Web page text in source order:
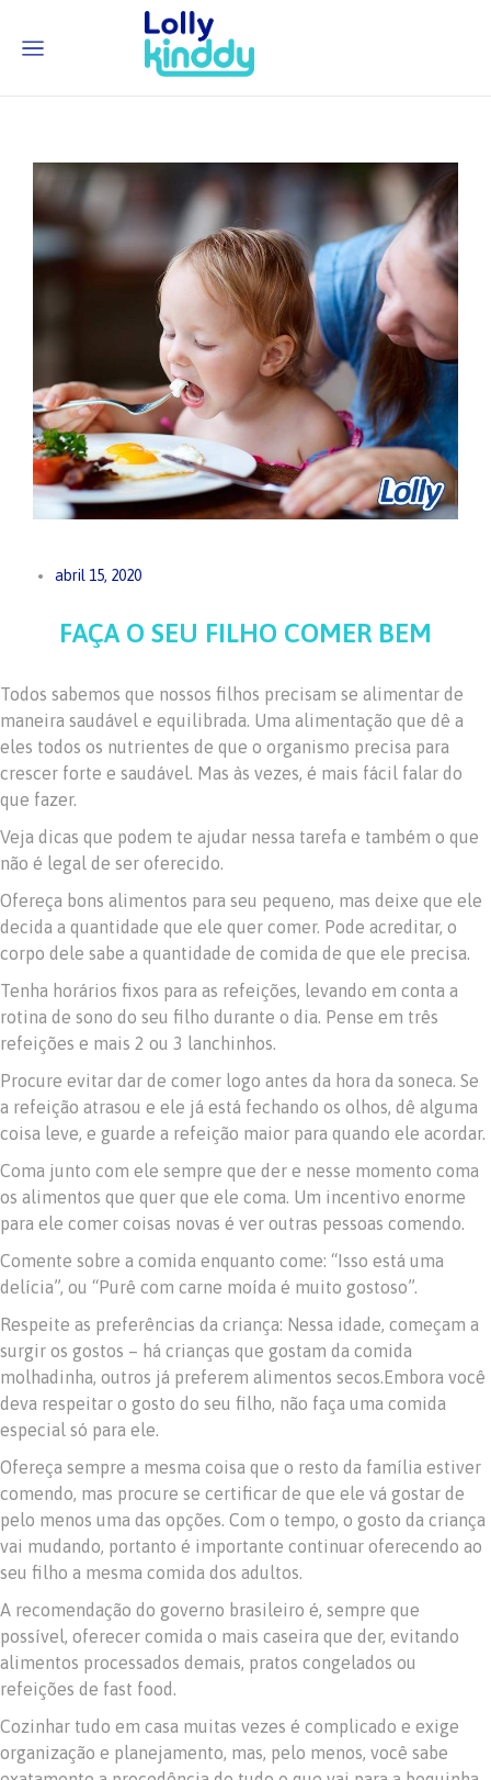
abril 15, 2020
FAÇA O SEU FILHO COMER BEM
Todos sabemos que nossos filhos precisam se alimentar de
maneira saudável e equilibrada. Uma alimentação que dê a
eles todos os nutrientes de que o organismo precisa para
crescer forte e saudável. Mas às vezes, é mais fácil falar do
que fazer.
Veja dicas que podem te ajudar nessa tarefa e também o que
não é legal de ser oferecido.
Ofereça bons alimentos para seu pequeno, mas deixe que ele
decida a quantidade que ele quer comer. Pode acreditar, o
corpo dele sabe a quantidade de comida de que ele precisa.
Tenha horários fixos para as refeições, levando em conta a
rotina de sono do seu filho durante o dia. Pense em três
refeições e mais 2 ou 3 lanchinhos.
Procure evitar dar de comer logo antes da hora da soneca. Se
a refeição atrasou e ele já está fechando os olhos, dê alguma
coisa leve, e guarde a refeição maior para quando ele acordar.
Coma junto com ele sempre que der e nesse momento coma
os alimentos que quer que ele coma. Um incentivo enorme
para ele comer coisas novas é ver outras pessoas comendo.
Comente sobre a comida enquanto come: “Isso está uma
delícia”, ou “Purê com carne moída é muito gostoso”.
Respeite as preferências da criança: Nessa idade, começam a
surgir os gostos – há crianças que gostam da comida
molhadinha, outros já preferem alimentos secos.Embora você
deva respeitar o gosto do seu filho, não faça uma comida
especial só para ele.
Ofereça sempre a mesma coisa que o resto da família estiver
comendo, mas procure se certificar de que ele vá gostar de
pelo menos uma das opções. Com o tempo, o gosto da criança
vai mudando, portanto é importante continuar oferecendo ao
seu filho a mesma comida dos adultos.
A recomendação do governo brasileiro é, sempre que
possível, oferecer comida o mais caseira que der, evitando
alimentos processados demais, pratos congelados ou
refeições de fast food.
Cozinhar tudo em casa muitas vezes é complicado e exige
organização e planejamento, mas, pelo menos, você sabe